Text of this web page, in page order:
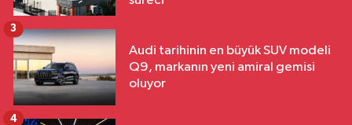
Audi tarihinin en büyük SUV modeli
Q9, markanın yeni amiral gemisi
oluyor
3
4